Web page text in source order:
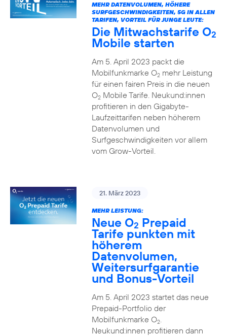
MEHR DATENVOLUMEN, HÖHERE
SURFGESCHWINDIGKEITEN, 5G IN ALLEN
TARIFEN, VORTEIL FÜR JUNGE LEUTE:
Die Mitwachstarife O2
Mobile starten
Am 5. April 2023 packt die
Mobilfunkmarke O2mehr Leistung
für einen fairen Preis in die neuen
O2Mobile Tarife. Neukund:innen
profitieren in den Gigabyte-
Laufzeittarifen neben höherem
Datenvolumen und
Surfgeschwindigkeiten vor allem
vom Grow-Vorteil.
21. März 2023
MEHR LEISTUNG:
Neue O2 Prepaid
Tarife punkten mit
höherem
Datenvolumen,
Weitersurfgarantie
und Bonus-Vorteil
Am 5. April 2023 startet das neue
Prepaid-Portfolio der
Mobilfunkmarke O2.
Neukund:innen profitieren dann